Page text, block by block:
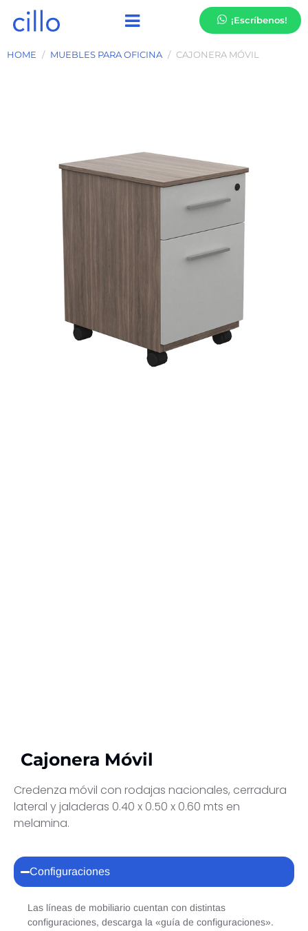
¡Escríbenos!
HOME MUEBLES PARA OFICINA CAJONERA MÓVIL
Cajonera Móvil
Credenza móvil con rodajas nacionales, cerradura
lateral y jaladeras 0.40 x 0.50 x 0.60 mts en
melamina.
Configuraciones
Las líneas de mobiliario cuentan con distintas
configuraciones, descarga la «guía de configuraciones».